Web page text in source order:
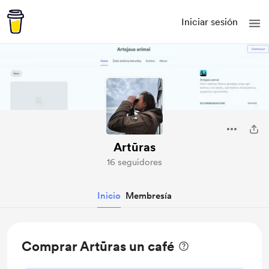
Iniciar sesión
Artūras
16 seguidores
Inicio Membresía
Comprar Artūras un café